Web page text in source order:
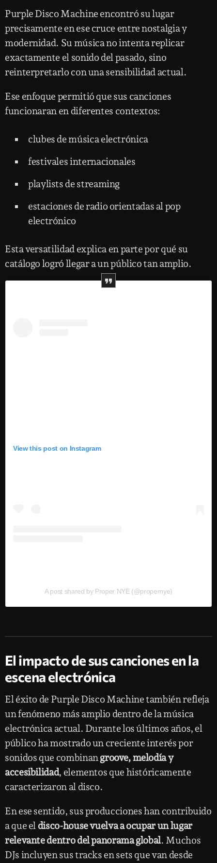
Purple Disco Machine encontró su lugar
precisamente en ese cruce entre nostalgia y
modernidad. Su música no intenta replicar
exactamente el sonido del pasado, sino
reinterpretarlo con una sensibilidad actual.
Ese enfoque permitió que sus canciones
funcionaran en diferentes contextos:
clubes de música electrónica
festivales internacionales
playlists de streaming
estaciones de radio orientadas al pop
electrónico
Esta versatilidad explica en parte por qué su
catálogo logró llegar a un público tan amplio.
View this post on Instagram
A post shared by Proper NYE (@propernye)
El impacto de sus canciones en la
escena electrónica
El éxito de Purple Disco Machine también refleja
un fenómeno más amplio dentro de la música
electrónica actual. Durante los últimos años, el
público ha mostrado un creciente interés por
sonidos que combinangroove, melodía y
accesibilidad, elementos que históricamente
caracterizaron al disco.
En ese sentido, sus producciones han contribuido
a que el disco-house vuelva a ocupar un lugar
relevante dentro del panorama global. Muchos
DJs incluyen sus tracks en sets que van desde